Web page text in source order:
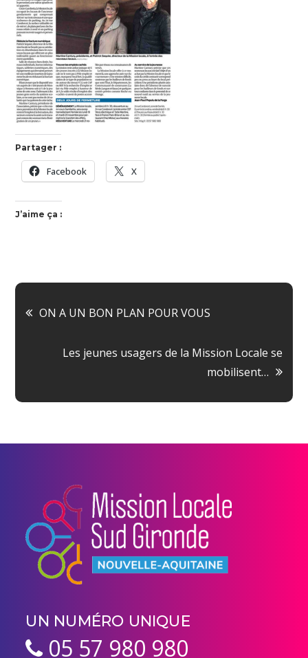
Partager :
Facebook X
J’aime ça :
Navigation
ON A UN BON PLAN POUR VOUS
Les jeunes usagers de la Mission Locale se
mobilisent…
UN NUMÉRO UNIQUE
05 57 980 980